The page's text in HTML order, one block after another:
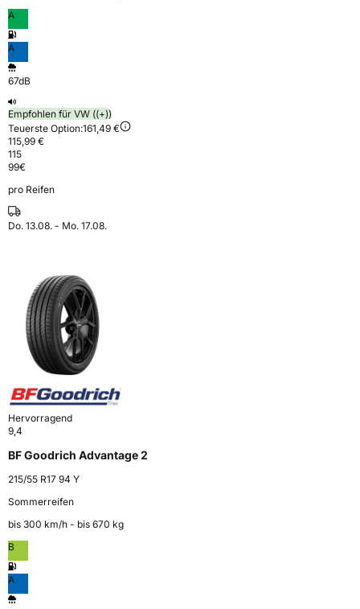
A
A
67dB
Empfohlen für VW ((+))
Teuerste Option:161,49 €
115,99 €
115
99€
pro Reifen
Do. 13.08. - Mo. 17.08.
Hervorragend
9,4
BF Goodrich Advantage 2
215/55 R17 94 Y
Sommerreifen
bis 300 km⁠/⁠h - bis 670 kg
B
A